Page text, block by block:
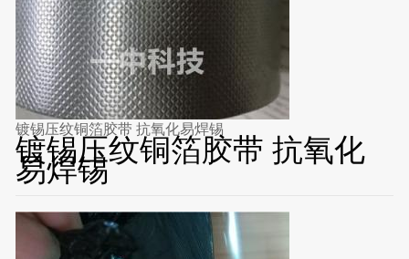
镀锡压纹铜箔胶带 抗氧化易焊锡
镀锡压纹铜箔胶带 抗氧化
易焊锡